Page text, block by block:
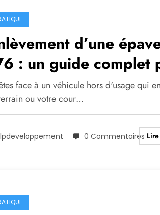
d’une
: un guide complet
démarche sereine et
face à un véhicule hors d'usage qui
ou votre cour…
0 Commentaires